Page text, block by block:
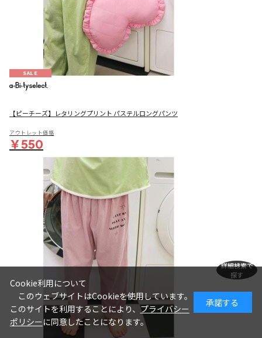
SALE
【ピーチーズ】レタリングプリント パステルロングパンツ
アウトレット価格
￥550
詳細検索で
探す
Cookie利用について
このウェブサイトはCookieを使用しています。
このサイトを利用することにより、プライバシー
ポリシーに同意したことになります。
承諾する